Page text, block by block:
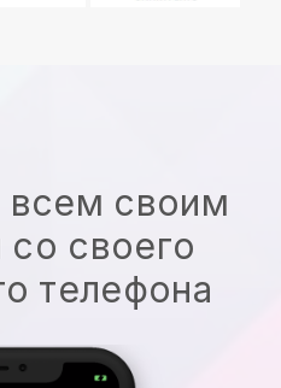
всем своим
своего
телефона